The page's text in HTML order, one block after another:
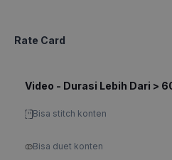
Rate Card
Video - Durasi Lebih Dari >
Bisa stitch konten
Bisa duet konten